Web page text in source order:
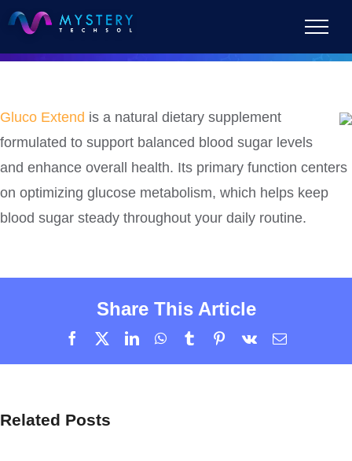
Skip
content
Gluco Extend is a natural dietary supplement
formulated to support balanced blood sugar levels
and enhance overall health. Its primary function centers
on optimizing glucose metabolism, which helps keep
blood sugar steady throughout your daily routine.
Share This Article
Facebook LinkedInWhatsApp
TumblrPinterest
Vk Email
Related Posts